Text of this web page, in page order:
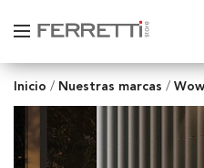
Inicio / Nuestras marcas / Wow